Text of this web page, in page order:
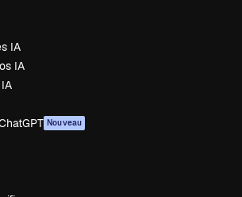
IA
IA
Nouveau